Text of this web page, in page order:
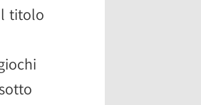
titolo